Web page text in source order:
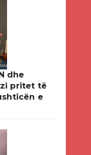
dhe
pritet të
e